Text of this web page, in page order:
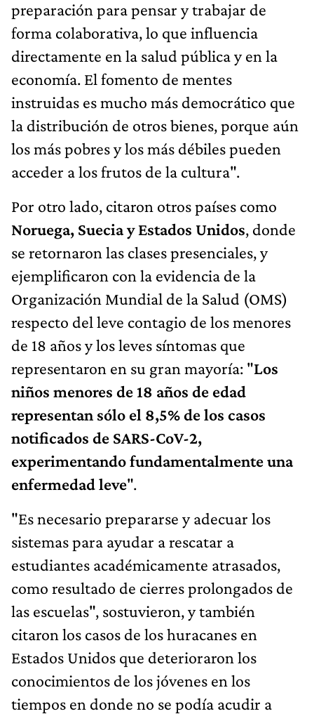
preparación para pensar y trabajar de
forma colaborativa, lo que influencia
directamente en la salud pública y en la
economía. El fomento de mentes
instruidas es mucho más democrático que
la distribución de otros bienes, porque aún
los más pobres y los más débiles pueden
acceder a los frutos de la cultura".
Por otro lado, citaron otros países como
Noruega, Suecia y Estados Unidos, donde
se retornaron las clases presenciales, y
ejemplificaron con la evidencia de la
Organización Mundial de la Salud (OMS)
respecto del leve contagio de los menores
de 18 años y los leves síntomas que
representaron en su gran mayoría: "Los
niños menores de 18 años de edad
representan sólo el 8,5% de los casos
notificados de SARS-CoV-2,
experimentando fundamentalmente una
enfermedad leve".
"Es necesario prepararse y adecuar los
sistemas para ayudar a rescatar a
estudiantes académicamente atrasados,
como resultado de cierres prolongados de
las escuelas", sostuvieron, y también
citaron los casos de los huracanes en
Estados Unidos que deterioraron los
conocimientos de los jóvenes en los
tiempos en donde no se podía acudir a